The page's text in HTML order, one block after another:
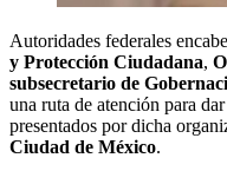
Autoridades federales
y Protección Ciudadana,
subsecretario de
una ruta de atención para
presentados por dicha
Ciudad de México.